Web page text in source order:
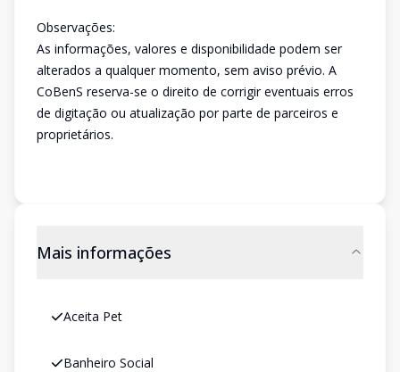
Observações:
As informações, valores e disponibilidade podem ser
alterados a qualquer momento, sem aviso prévio. A
CoBenS reserva-se o direito de corrigir eventuais erros
de digitação ou atualização por parte de parceiros e
proprietários.
Mais informações
Aceita Pet
Banheiro Social